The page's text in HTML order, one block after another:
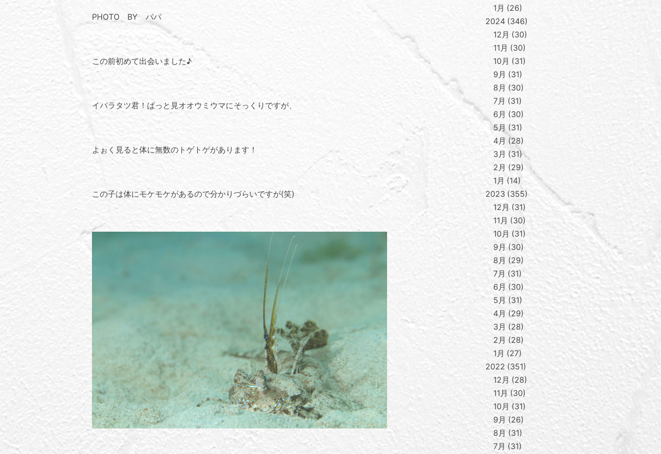
PHOTO BY パパ
この前初めて出会いました♪
イバラタツ君！ぱっと見オオウミウマにそっくりですが、
よぉく見ると体に無数のトゲトゲがあります！
この子は体にモケモケがあるので分かりづらいですが(笑)
1月
26
2024 346
12月
30
11月
30
10月
31
9月
31
8月
30
7月
31
6月
30
5月
31
4月
28
3月
31
2月
29
1月
14
2023 355
12月 31
11月
30
10月
31
9月 30
8月
29
7月
31
6月
30
5月 31
4月
29
3月
28
2月
28
1月
27
2022 351
12月
28
11月
30
10月
31
9月
26
8月
31
7月
31